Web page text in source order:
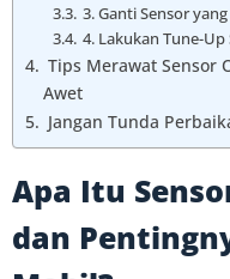
3. Ganti Sensor
4. Lakukan Tune-Up
Tips Merawat Sensor
Awet
Jangan Tunda
Apa Itu
dan